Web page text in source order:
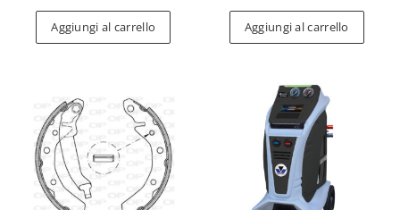
Aggiungi al carrello Aggiungi al carrello